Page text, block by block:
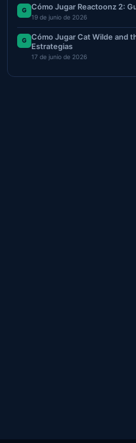
G Cómo Jugar Reactoonz 2:
19 de junio de 2026
G
Cómo Jugar Cat Wilde and
Estrategias
17 de junio de 2026